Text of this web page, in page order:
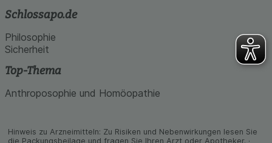
Schlossapo.de
Philosophie
Sicherheit
Top-Thema
Anthroposophie und Homöopathie
Hinweis zu Arzneimitteln: Zu Risiken und Neben­wirkungen lesen Sie
die Packungs­beilage und fragen Sie Ihren Arzt oder Apo­theker. ·